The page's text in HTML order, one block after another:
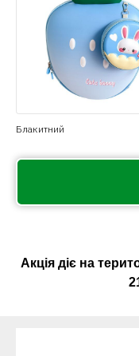
Блакитний
Акція діє на